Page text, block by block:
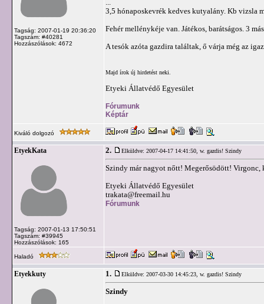
Tagság: 2007-01-19 20:36:20
Tagszám: #40281
Hozzászólások: 4672
3,5 hónaposkevrék kedves kutyalány. Kb vizsla
Fehér mellénykéje van. Játékos, barátságos. 3
A tesók azóta gazdira találtak, ő várja még az
Majd írok új hirdetést neki.
Etyeki Állatvédő Egyesület
Fórumunk
Képtár
Kiváló dolgozó
EtyekKata
Tagság: 2007-01-13 17:50:51
Tagszám: #39945
Hozzászólások: 165
2. Elküldve: 2007-04-17 14:41:50, w. gazdis! Szindy
Szindy már nagyot nőtt! Megerősödött! Virgonc,
Etyeki Állatvédő Egyesület
trakata@freemail.hu
Fórumunk
Haladó
Etyekkuty 1. Elküldve: 2007-03-30 14:45:23, w. gazdis! Szindy
Szindy